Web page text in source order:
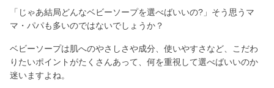
「じゃあ結局どんなベビーソープを選べばいいの?」そう思うマ
マ・パパも多いのではないでしょうか？
ベビーソープは肌へのやさしさや成分、使いやすさなど、こだわ
りたいポイントがたくさんあって、何を重視して選べばいいのか
迷いますよね。